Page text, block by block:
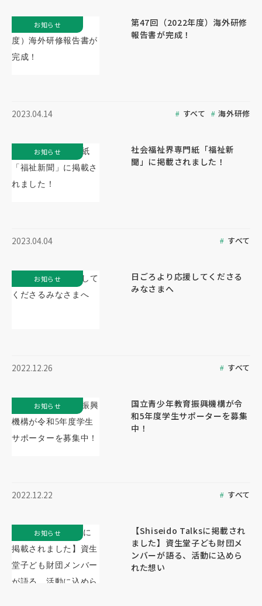
第47回（2022年度）海外研修
報告書が完成！
2023.04.14 すべて 海外研修
お知らせ
社会福祉界専門紙「福祉新
聞」に掲載されました！
2023.04.04 すべて
お知らせ
日ごろより応援してくださる
みなさまへ
2022.12.26 すべて
お知らせ
国立青少年教育振興機構が令
和5年度学生サポーターを募集
中！
2022.12.22 すべて
お知らせ
【Shiseido Talksに掲載され
ました】資生堂子ども財団メ
ンバーが語る、活動に込めら
れた想い
お知らせ